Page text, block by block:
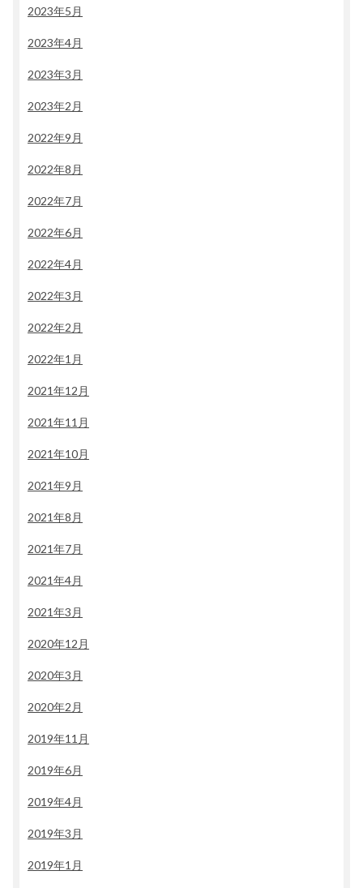
2023年5月
2023年4月
2023年3月
2023年2月
2022年9月
2022年8月
2022年7月
2022年6月
2022年4月
2022年3月
2022年2月
2022年1月
2021年12月
2021年11月
2021年10月
2021年9月
2021年8月
2021年7月
2021年4月
2021年3月
2020年12月
2020年3月
2020年2月
2019年11月
2019年6月
2019年4月
2019年3月
2019年1月